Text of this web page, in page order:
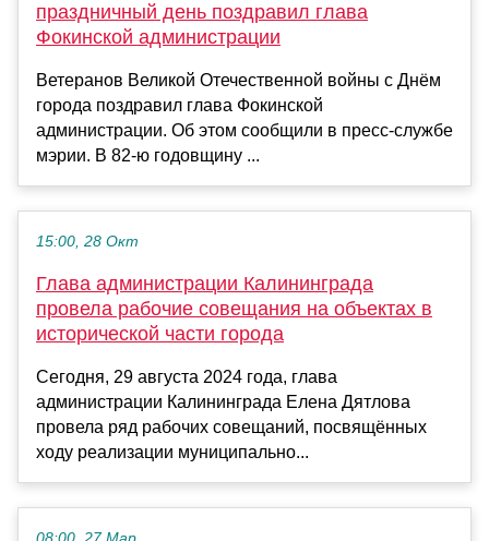
праздничный день поздравил глава
Фокинской администрации
Ветеранов Великой Отечественной войны с Днём
города поздравил глава Фокинской
администрации. Об этом сообщили в пресс-службе
мэрии. В 82-ю годовщину ...
15:00, 28 Окт
Глава администрации Калининграда
провела рабочие совещания на объектах в
исторической части города
Сегодня, 29 августа 2024 года, глава
администрации Калининграда Елена Дятлова
провела ряд рабочих совещаний, посвящённых
ходу реализации муниципально...